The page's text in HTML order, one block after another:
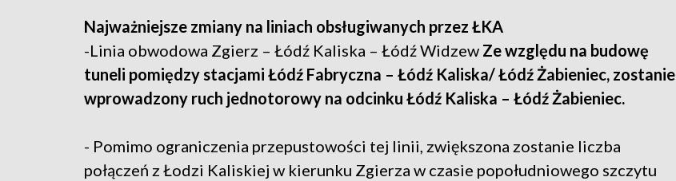
Najważniejsze zmiany na liniach obsługiwanych przez ŁKA
-Linia obwodowa Zgierz – Łódź Kaliska – Łódź Widzew Ze względu na budowę
tuneli pomiędzy stacjami Łódź Fabryczna – Łódź Kaliska/ Łódź Żabieniec, zostanie
wprowadzony ruch jednotorowy na odcinku Łódź Kaliska – Łódź Żabieniec.
- Pomimo ograniczenia przepustowości tej linii, zwiększona zostanie liczba
połączeń z Łodzi Kaliskiej w kierunku Zgierza w czasie popołudniowego szczytu